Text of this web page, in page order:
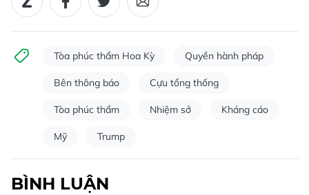
Tòa phúc thẩm Hoa Kỳ Quyền hành pháp
Bên thông báo Cựu tổng thống
Tòa phúc thẩm Nhiệm sở Kháng cáo
Mỹ Trump
BÌNH LUẬN